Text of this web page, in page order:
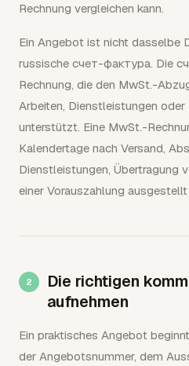
Rechnung vergleichen kann.
Ein Angebot ist nicht dasselbe
russische счет-фактура. Die
Rechnung, die den MwSt.-
Arbeiten, Dienstleistungen oder
unterstützt. Eine MwSt.-
Kalendertage nach Versand,
Dienstleistungen, Übertragung
einer Vorauszahlung ausgestellt
Die richtigen
aufnehmen
Ein praktisches Angebot
der Angebotsnummer, dem